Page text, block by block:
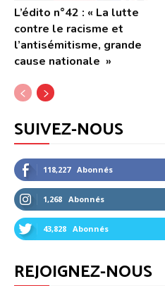
L’édito n°42 : « La lutte
contre le racisme et
l’antisémitisme, grande
cause nationale »
SUIVEZ-NOUS
118,227 Abonnés
1,268 Abonnés
43,828 Abonnés
REJOIGNEZ-NOUS